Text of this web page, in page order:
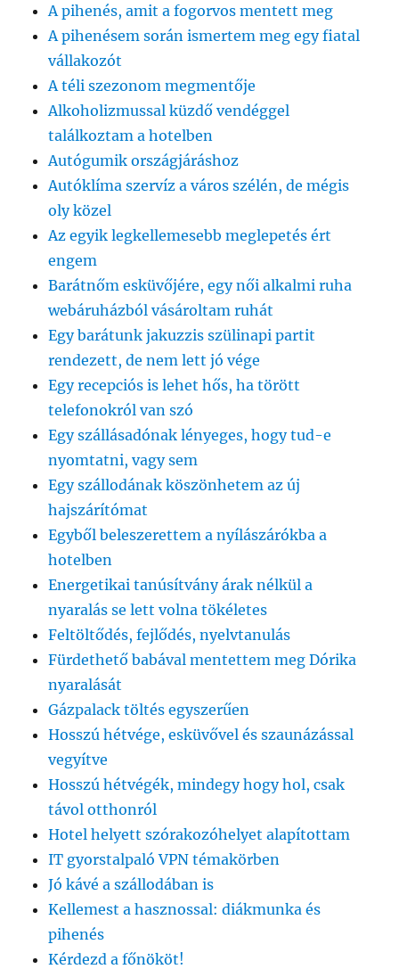
A pihenés, amit a fogorvos mentett meg
A pihenésem során ismertem meg egy fiatal
vállakozót
A téli szezonom megmentője
Alkoholizmussal küzdő vendéggel
találkoztam a hotelben
Autógumik országjáráshoz
Autóklíma szervíz a város szélén, de mégis
oly közel
Az egyik legkellemesebb meglepetés ért
engem
Barátnőm esküvőjére, egy női alkalmi ruha
webáruházból vásároltam ruhát
Egy barátunk jakuzzis szülinapi partit
rendezett, de nem lett jó vége
Egy recepciós is lehet hős, ha törött
telefonokról van szó
Egy szállásadónak lényeges, hogy tud-e
nyomtatni, vagy sem
Egy szállodának köszönhetem az új
hajszárítómat
Egyből beleszerettem a nyílászárókba a
hotelben
Energetikai tanúsítvány árak nélkül a
nyaralás se lett volna tökéletes
Feltöltődés, fejlődés, nyelvtanulás
Fürdethető babával mentettem meg Dórika
nyaralását
Gázpalack töltés egyszerűen
Hosszú hétvége, esküvővel és szaunázással
vegyítve
Hosszú hétvégék, mindegy hogy hol, csak
távol otthonról
Hotel helyett szórakozóhelyet alapítottam
IT gyorstalpaló VPN témakörben
Jó kávé a szállodában is
Kellemest a hasznossal: diákmunka és
pihenés
Kérdezd a főnököt!